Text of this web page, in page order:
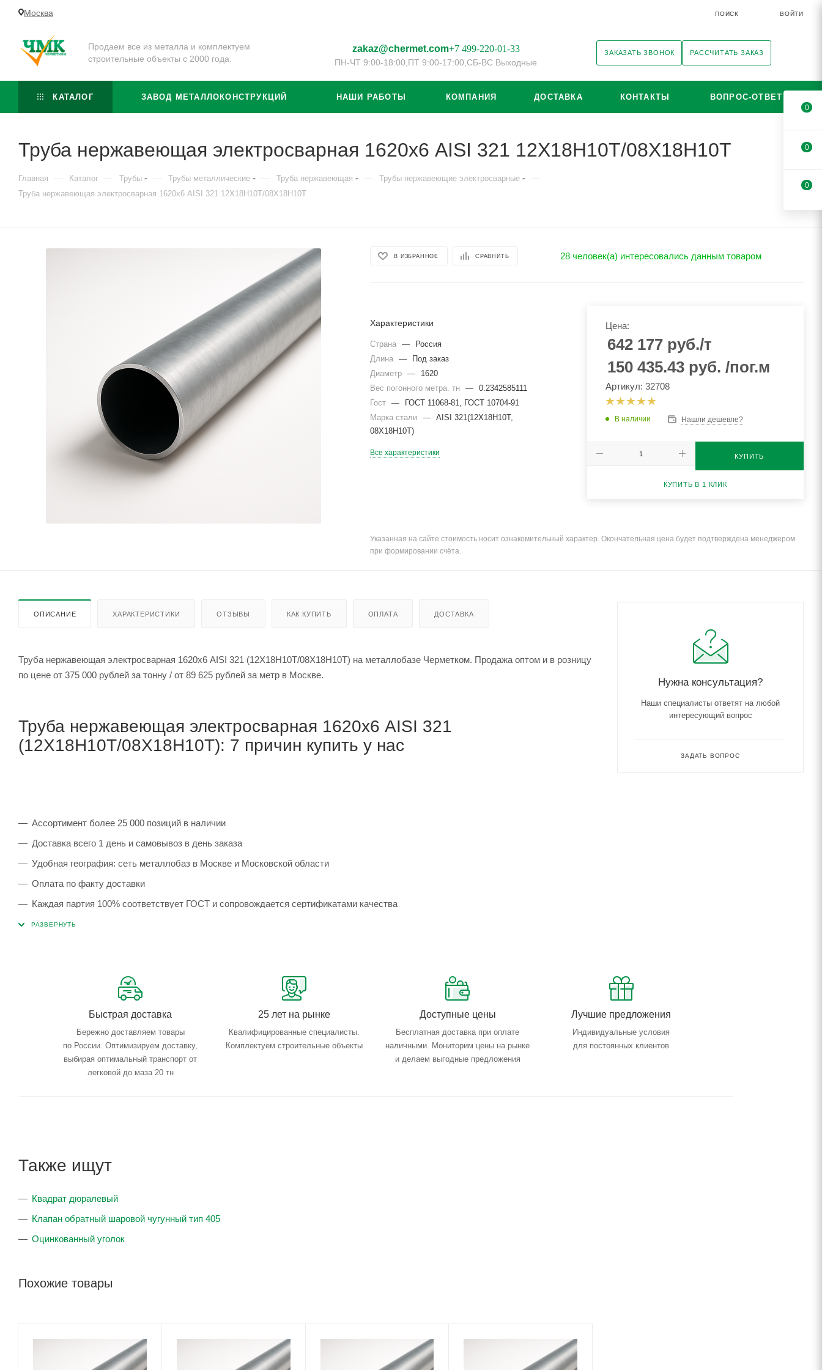
Москва ПОИСК ВОЙТИ
Продаем все из металла и комплектуем
строительные объекты с 2000 года.
zakaz@chermet.com+7 499-220-01-33
ПН-ЧТ 9:00-18:00, ПТ 9:00-17:00, СБ-ВС Выходные
ЗАКАЗАТЬ ЗВОНОК РАССЧИТАТЬ ЗАКАЗ
КАТАЛОГ ЗАВОД МЕТАЛЛОКОНСТРУКЦИЙ НАШИ РАБОТЫ КОМПАНИЯ ДОСТАВКА КОНТАКТЫ ВОПРОС-ОТВЕТ
Труба нержавеющая электросварная 1620х6 AISI 321 12Х18Н10Т/08Х18Н10Т
Главная — Каталог — Трубы — Трубы металлические — Труба нержавеющая — Трубы нержавеющие электросварные —
Труба нержавеющая электросварная 1620х6 AISI 321 12Х18Н10Т/08Х18Н10Т
В ИЗБРАННОЕ СРАВНИТЬ 28 человек(а) интересовались данным товаром
Характеристики
Страна —
Россия
Длина
—
Под заказ
Диаметр
—
1620
Вес погонного метра. тн
—
0.2342585111
Гост
—
ГОСТ 11068-81, ГОСТ 10704-91
Марка стали
—
AISI 321(12Х18Н10Т,
08Х18Н10Т)
Все характеристики
Цена:
642 177руб./т
150 435.43 руб. /пог.м
Артикул: 32708
В наличии Нашли дешевле?
КУПИТЬ
КУПИТЬ В 1 КЛИК
Указанная на сайте стоимость носит ознакомительный характер. Окончательная цена будет подтверждена менеджером
при формировании счёта.
ОПИСАНИЕ ХАРАКТЕРИСТИКИ ОТЗЫВЫ КАК КУПИТЬ ОПЛАТА ДОСТАВКА
Труба нержавеющая электросварная 1620х6 AISI 321 (12Х18Н10Т/08Х18Н10Т) на металлобазе Черметком. Продажа оптом и в розницу
по цене от 375 000 рублей за тонну / от 89 625 рублей за метр в Москве.
Труба нержавеющая электросварная 1620х6 AISI 321
(12Х18Н10Т/08Х18Н10Т): 7 причин купить у нас
Ассортимент более 25 000 позиций в наличии
Доставка всего 1 день и самовывоз в день заказа
Удобная география: сеть металлобаз в Москве и Московской области
Оплата по факту доставки
Каждая партия 100% соответствует ГОСТ и сопровождается сертификатами качества
Сервисные услуги: резка, гибка, металлообработка
Быстрая доставка
Бережно доставляем товары
по России. Оптимизируем доставку,
выбирая оптимальный транспорт от
легковой до маза 20 тн
25 лет на рынке
Квалифицированные специалисты.
Комплектуем строительные объекты
Доступные цены
Бесплатная доставка при оплате
наличными. Мониторим цены на рынке
и делаем выгодные предложения
Лучшие предложения
Индивидуальные условия
для постоянных клиентов
Также ищут
Квадрат дюралевый
Клапан обратный шаровой чугунный тип 405
Оцинкованный уголок
Похожие товары
Нужна консультация?
Наши специалисты ответят на любой
интересующий вопрос
ЗАДАТЬ ВОПРОС
0
0
0